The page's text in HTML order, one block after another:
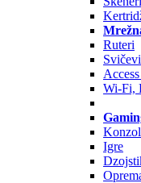
Ruteri
Svičevi
Wi-Fi,
Igre